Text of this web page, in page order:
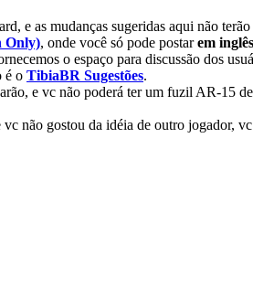
e as mudanças sugeridas aqui não
Only), onde você só pode postarem inglês
o espaço para discussão dos
é o TibiaBR Sugestões.
e vc não poderá ter um fuzil AR-15
não gostou da idéia de outro jogador,